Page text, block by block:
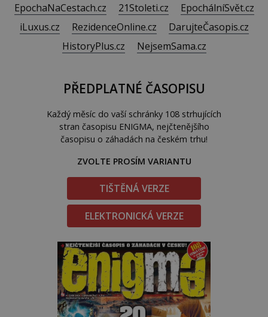
EpochaNaCestach.cz
21Stoleti.cz
EpochálníSvět.cz
iLuxus.cz
RezidenceOnline.cz
DarujteČasopis.cz
HistoryPlus.cz
NejsemSama.cz
PŘEDPLATNÉ ČASOPISU
Každý měsíc do vaší schránky 108 strhujících
stran časopisu ENIGMA, nejčtenějšího
časopisu o záhadách na českém trhu!
ZVOLTE PROSÍM VARIANTU
TIŠTĚNÁ VERZE
ELEKTRONICKÁ VERZE